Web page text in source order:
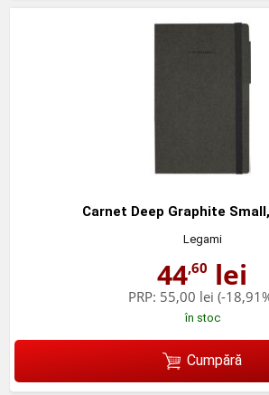
Carnet Deep Graphite
Legami
44,60 lei
PRP: 55,00 lei (-
în stoc
Cumpără